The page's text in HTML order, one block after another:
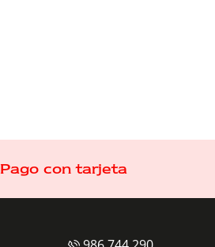
Pago con tarjeta